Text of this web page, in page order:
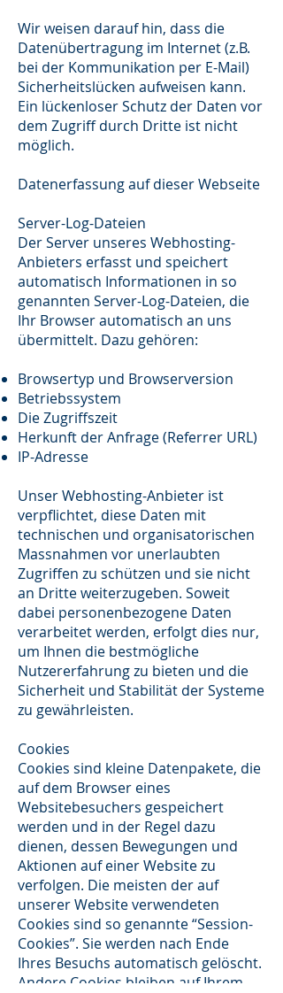
Wir weisen darauf hin, dass die
Datenübertragung im Internet (z.B.
bei der Kommunikation per E-Mail)
Sicherheitslücken aufweisen kann.
Ein lückenloser Schutz der Daten vor
dem Zugriff durch Dritte ist nicht
möglich.
Datenerfassung auf dieser Webseite
Server-Log-Dateien
Der Server unseres Webhosting-
Anbieters erfasst und speichert
automatisch Informationen in so
genannten Server-Log-Dateien, die
Ihr Browser automatisch an uns
übermittelt. Dazu gehören:
Browsertyp und Browserversion
Betriebssystem
Die Zugriffszeit
Herkunft der Anfrage (Referrer URL)
IP-Adresse
Unser Webhosting-Anbieter ist
verpflichtet, diese Daten mit
technischen und organisatorischen
Massnahmen vor unerlaubten
Zugriffen zu schützen und sie nicht
an Dritte weiterzugeben. Soweit
dabei personenbezogene Daten
verarbeitet werden, erfolgt dies nur,
um Ihnen die bestmögliche
Nutzererfahrung zu bieten und die
Sicherheit und Stabilität der Systeme
zu gewährleisten.
Cookies
Cookies sind kleine Datenpakete, die
auf dem Browser eines
Websitebesuchers gespeichert
werden und in der Regel dazu
dienen, dessen Bewegungen und
Aktionen auf einer Website zu
verfolgen. Die meisten der auf
unserer Website verwendeten
Cookies sind so genannte “Session-
Cookies”. Sie werden nach Ende
Ihres Besuchs automatisch gelöscht.
Andere Cookies bleiben auf Ihrem